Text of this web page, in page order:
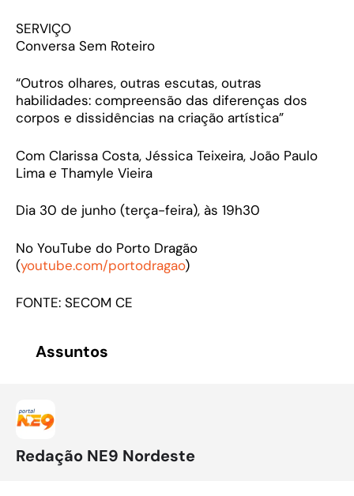
SERVIÇO
Conversa Sem Roteiro
“Outros olhares, outras escutas, outras
habilidades: compreensão das diferenças dos
corpos e dissidências na criação artística”
Com Clarissa Costa, Jéssica Teixeira, João Paulo
Lima e Thamyle Vieira
Dia 30 de junho (terça-feira), às 19h30
No YouTube do Porto Dragão
(youtube.com/portodragao)
FONTE: SECOM CE
Assuntos
Redação NE9 Nordeste